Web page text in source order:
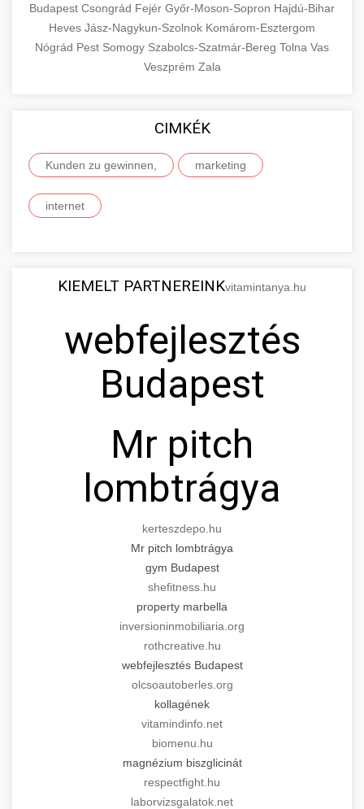
Budapest Csongrád Fejér Győr-Moson-Sopron Hajdú-Bihar
Heves Jász-Nagykun-Szolnok Komárom-Esztergom
Nógrád Pest Somogy Szabolcs-Szatmár-Bereg Tolna Vas
Veszprém Zala
CIMKÉK
Kunden zu gewinnen, marketing
internet
KIEMELT PARTNEREINKvitamintanya.hu
webfejlesztés
Budapest
Mr pitch
lombtrágya
kerteszdepo.hu
Mr pitch lombtrágya
gym Budapest
shefitness.hu
property marbella
inversioninmobiliaria.org
rothcreative.hu
webfejlesztés Budapest
olcsoautoberles.org
kollagének
vitamindinfo.net
biomenu.hu
magnézium biszglicinát
respectfight.hu
laborvizsgalatok.net